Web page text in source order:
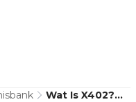
Wat Is X402?